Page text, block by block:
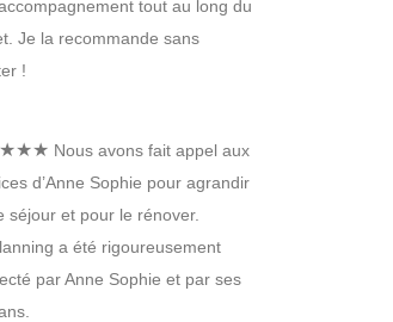
tout au long du
Je la recommande sans
!
Nous avons fait appel aux
d’Anne Sophie pour agrandir
séjour et pour le rénover.
a été rigoureusement
par Anne Sophie et par ses